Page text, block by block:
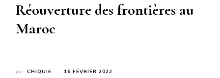
Réouverture des frontières au
Maroc
par CHIQUIE 16 FÉVRIER 2022